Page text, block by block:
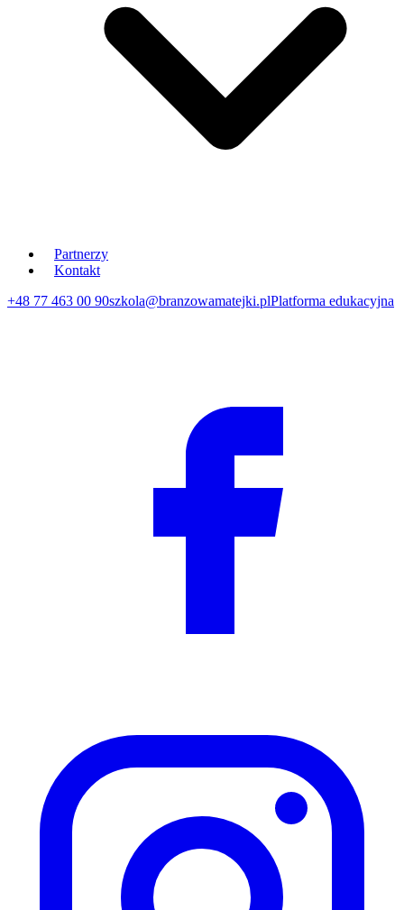
Partnerzy
Kontakt
+48 77 463 00 90szkola@branzowamatejki.plPlatforma edukacyjna